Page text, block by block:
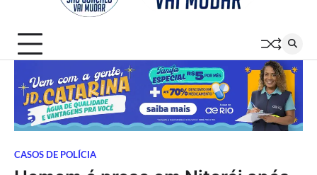
CASOS DE POLÍCIA